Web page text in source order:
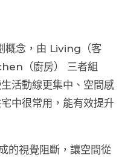
概念，由 Living（客
（廚房） 三者組
活動線更集中、空間感
中很常用，能有效提升
的視覺阻斷，讓空間從